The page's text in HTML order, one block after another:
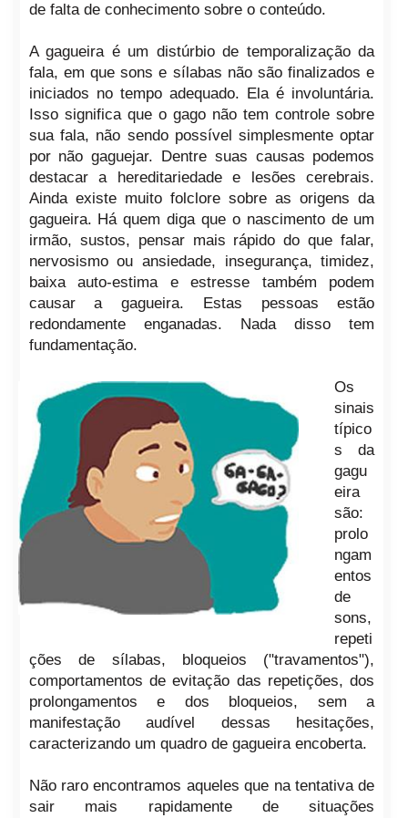
de falta de conhecimento sobre o conteúdo.
A gagueira é um distúrbio de temporalização da
fala, em que sons e sílabas não são finalizados e
iniciados no tempo adequado. Ela é involuntária.
Isso significa que o gago não tem controle sobre
sua fala, não sendo possível simplesmente optar
por não gaguejar. Dentre suas causas podemos
destacar a hereditariedade e lesões cerebrais.
Ainda existe muito folclore sobre as origens da
gagueira. Há quem diga que o nascimento de um
irmão, sustos, pensar mais rápido do que falar,
nervosismo ou ansiedade, insegurança, timidez,
baixa auto-estima e estresse também podem
causar a gagueira. Estas pessoas estão
redondamente enganadas. Nada disso tem
fundamentação.
Os
sinais
típico
s da
gagu
eira
são:
prolo
ngam
entos
de
sons,
repeti
ções de sílabas, bloqueios ("travamentos"),
comportamentos de evitação das repetições, dos
prolongamentos e dos bloqueios, sem a
manifestação audível dessas hesitações,
caracterizando um quadro de gagueira encoberta.
Não raro encontramos aqueles que na tentativa de
sair mais rapidamente de situações